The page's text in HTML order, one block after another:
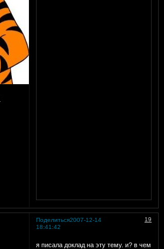
Поделиться 19
2007-12-14
18:41:42
я писала доклад на эту тему. и? в чем